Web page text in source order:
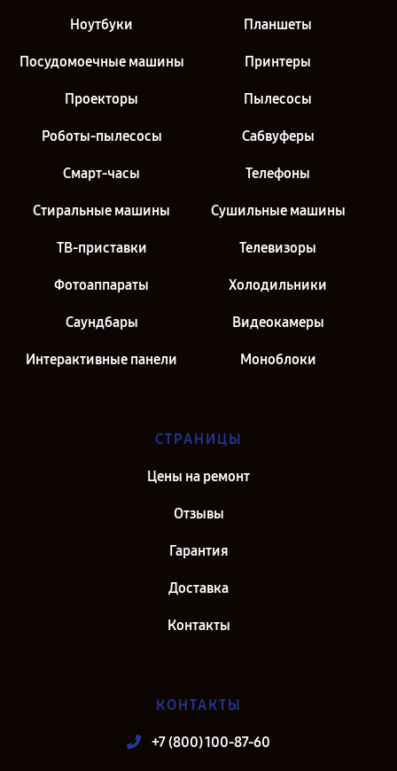
Ноутбуки Планшеты
Посудомоечные машины Принтеры
Проекторы Пылесосы
Роботы-пылесосы Сабвуферы
Смарт-часы Телефоны
Стиральные машины Сушильные машины
ТВ-приставки Телевизоры
Фотоаппараты Холодильники
Саундбары Видеокамеры
Интерактивные панели Моноблоки
СТРАНИЦЫ
Цены на ремонт
Отзывы
Гарантия
Доставка
Контакты
КОНТАКТЫ
+7 (800) 100-87-60